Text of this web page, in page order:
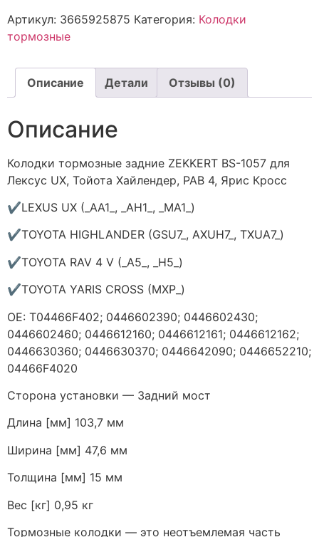
Артикул: 3665925875 Категория: Колодки
тормозные
Описание Детали Отзывы (0)
Описание
Колодки тормозные задние ZEKKERT BS-1057 для
Лексус UX, Тойота Хайлендер, РАВ 4, Ярис Кросс
✔LEXUS UX (_AA1_, _AH1_, _MA1_)
✔TOYOTA HIGHLANDER (GSU7_, AXUH7_, TXUA7_)
✔TOYOTA RAV 4 V (_A5_, _H5_)
✔TOYOTA YARIS CROSS (MXP_)
ОЕ: T04466F402; 0446602390; 0446602430;
0446602460; 0446612160; 0446612161; 0446612162;
0446630360; 0446630370; 0446642090; 0446652210;
04466F4020
Сторона установки — Задний мост
Длина [мм] 103,7 мм
Ширина [мм] 47,6 мм
Толщина [мм] 15 мм
Вес [кг] 0,95 кг
Тормозные колодки — это неотъемлемая часть